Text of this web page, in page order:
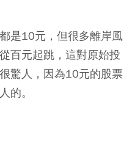
是10元，但很多離岸風
百元起跳，這對原始投
驚人，因為10元的股票
的。